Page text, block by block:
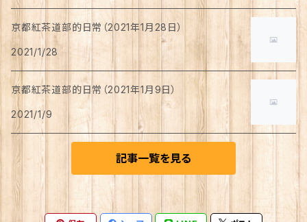
バームクーヘン
カステラ
焼き菓子
ロールケーキ
ゼリー
京都紅茶道部的日常（2021年1月28日）
2021/1/28
京都紅茶道部的日常（2021年1月9日）
2021/1/9
記事一覧を見る